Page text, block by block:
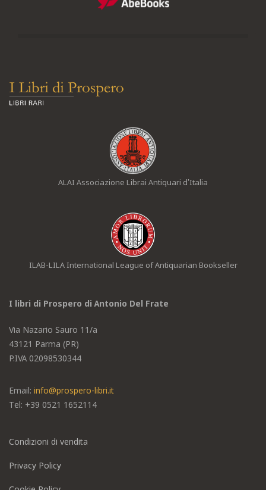
ALAI Associazione Librai Antiquari d’Italia
ILAB-LILA International League of Antiquarian Bookseller
I libri di Prospero di Antonio Del Frate
Via Nazario Sauro 11/a
43121 Parma (PR)
P.IVA 02098530344
Email: info@prospero-libri.it
Tel: +39 0521 1652114
Condizioni di vendita
Privacy Policy